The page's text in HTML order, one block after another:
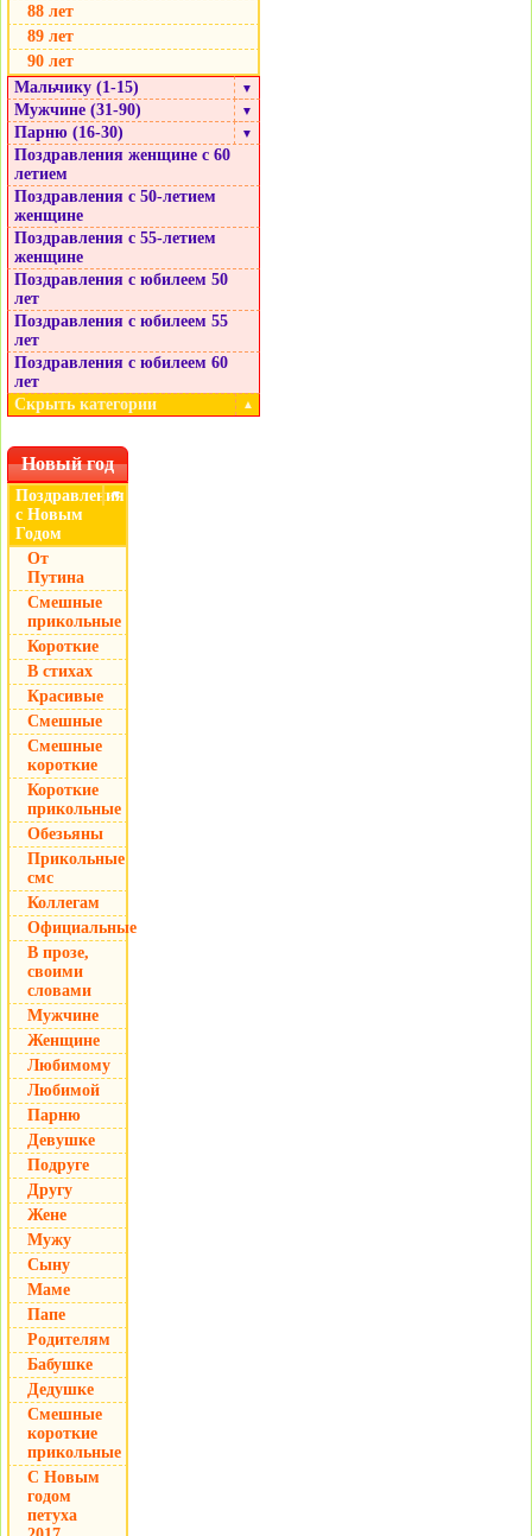
88 лет
89 лет
90 лет
Мальчику (1-15)
▼
Мужчине (31-90) ▼
Парню (16-30) ▼
Поздравления женщине с 60
летием
Поздравления с 50-летием
женщине
Поздравления с 55-летием
женщине
Поздравления с юбилеем 50
лет
Поздравления с юбилеем 55
лет
Поздравления с юбилеем 60
лет
Скрыть категории
▲
Новый год
Поздравления
с Новым
Годом
▼
От
Путина
Смешные
прикольные
Короткие
В стихах
Красивые
Смешные
Смешные
короткие
Короткие
прикольные
Обезьяны
Прикольные
смс
Коллегам
Официальные
В прозе,
своими
словами
Мужчине
Женщине
Любимому
Любимой
Парню
Девушке
Подруге
Другу
Жене
Мужу
Сыну
Маме
Папе
Родителям
Бабушке
Дедушке
Смешные
короткие
прикольные
С Новым
годом
петуха